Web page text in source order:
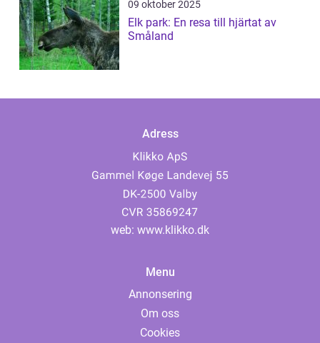
09 oktober 2025
Elk park: En resa till hjärtat av
Småland
Adress
web: www.klikko.dk
Menu
Annonsering
Om oss
Cookies